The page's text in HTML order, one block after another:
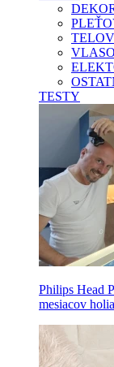
TESTY
Philips Head
mesiacov